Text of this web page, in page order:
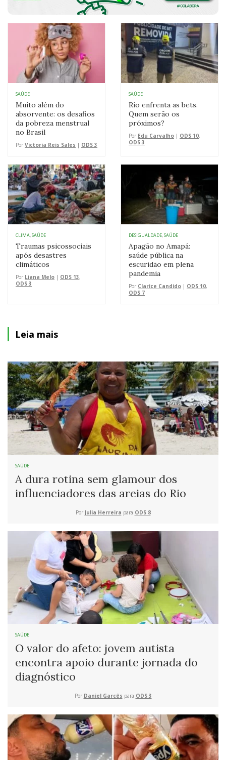
SAÚDE
Muito além do
absorvente: os desafios
da pobreza menstrual
no Brasil
Por Victoria Reis Sales | ODS 3
SAÚDE
Rio enfrenta as bets.
Quem serão os
próximos?
Por Edu Carvalho | ODS 10,
ODS 3
CLIMA,SAÚDE
Traumas psicossociais
após desastres
climáticos
Por Liana Melo | ODS 13,
ODS 3
DESIGUALDADE,SAÚDE
Apagão no Amapá:
saúde pública na
escuridão em plena
pandemia
Por Clarice Candido | ODS 10,
ODS 7
Leia mais
SAÚDE
A dura rotina sem glamour dos
influenciadores das areias do Rio
Por Julia Herreira para ODS 8
SAÚDE
O valor do afeto: jovem autista
encontra apoio durante jornada do
diagnóstico
Por Daniel Garcês para ODS 3